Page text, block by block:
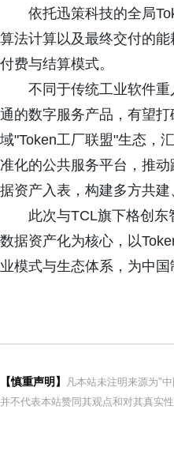
依托迅策科技的全局
算法计算以及最终交付的
付费与结算模式。
不同于传统工业软件
通的数字服务产品，有望
域"Token工厂联盟"生态，
准化的公共服务平台，推
据资产入表，构建多方共
此次与TCL旗下格创
数据资产化为核心，以
业模式与生态体系，为中
【慎重声明】
凡本站未注明来源为"
并不代表本站赞同其观点和对其真实